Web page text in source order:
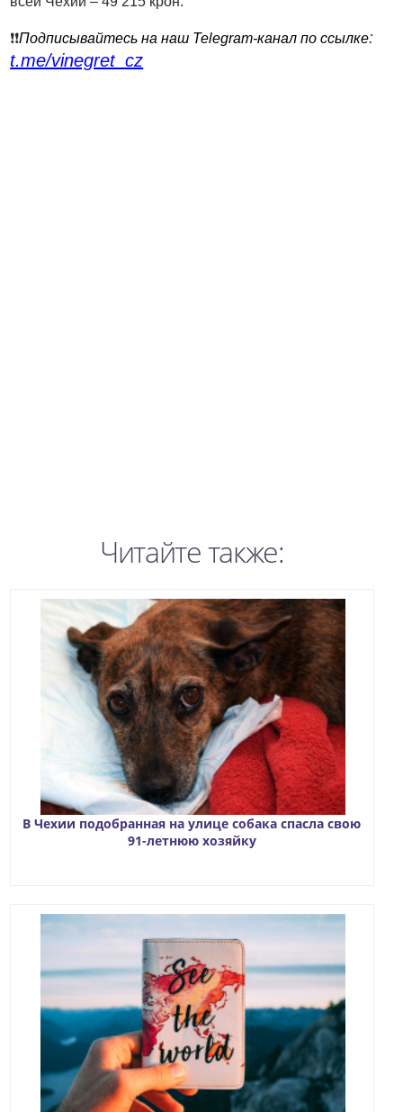
❗️❗️Подписывайтесь на наш Telegram-канал по ссылке:
t.me/vinegret_cz
Читайте также:
В Чехии подобранная на улице собака спасла свою
91-летнюю хозяйку